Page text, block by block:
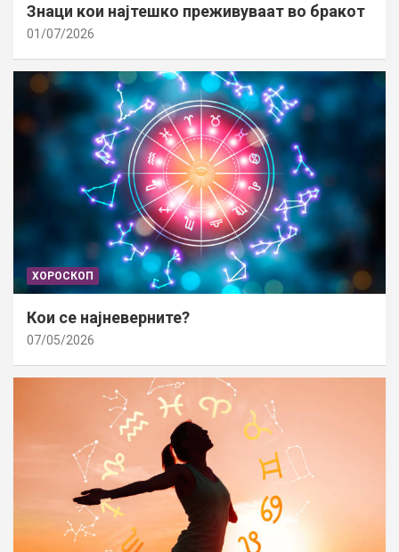
Знаци кои најтешко преживуваат во бракот
01/07/2026
ХОРОСКОП
Кои се најневерните?
07/05/2026